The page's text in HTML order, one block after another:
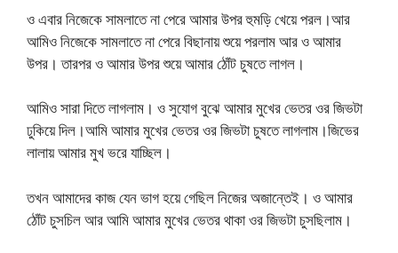
ও এবার নিজেকে সামলাতে না পেরে আমার উপর হুমড়ি খেয়ে পরল।আর
আমিও নিজেকে সামলাতে না পেরে বিছানায় শুয়ে পরলাম আর ও আমার
উপর। তারপর ও আমার উপর শুয়ে আমার ঠোঁট চুষতে লাগল।
আমিও সারা দিতে লাগলাম। ও সুযোগ বুঝে আমার মুখের ভেতর ওর জিভটা
ঢুকিয়ে দিল।আমি আমার মুখের ভেতর ওর জিভটা চুষতে লাগলাম।জিভের
লালায় আমার মুখ ভরে যাচ্ছিল।
তখন আমাদের কাজ যেন ভাগ হয়ে গেছিল নিজের অজান্তেই। ও আমার
ঠোঁট চুসচিল আর আমি আমার মুখের ভেতর থাকা ওর জিভটা চুসছিলাম।